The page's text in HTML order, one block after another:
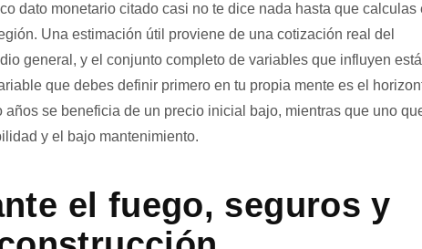
dato monetario citado casi no te dice nada hasta que calculas
Una estimación útil proviene de una cotización real del
general, y el conjunto completo de variables que influyen está
que debes definir primero en tu propia mente es el
se beneficia de un precio inicial bajo, mientras que uno
y el bajo mantenimiento.
el fuego, seguros y